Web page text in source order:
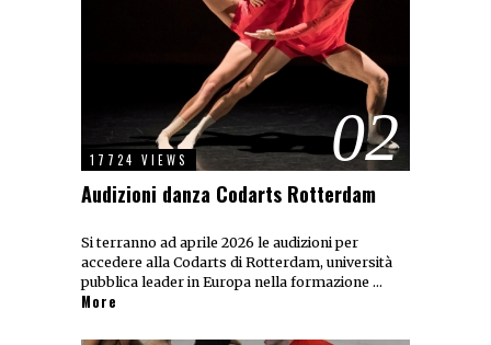
02
17724 VIEWS
Audizioni danza Codarts Rotterdam
Si terranno ad aprile 2026 le audizioni per
accedere alla Codarts di Rotterdam, università
pubblica leader in Europa nella formazione …
More